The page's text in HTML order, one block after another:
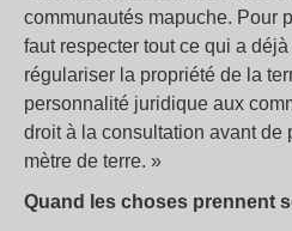
communautés mapuche. Pour
faut respecter tout ce qui a
régulariser la propriété de la
personnalité juridique aux
droit à la consultation avant de
mètre de terre. »
Quand les choses prennent